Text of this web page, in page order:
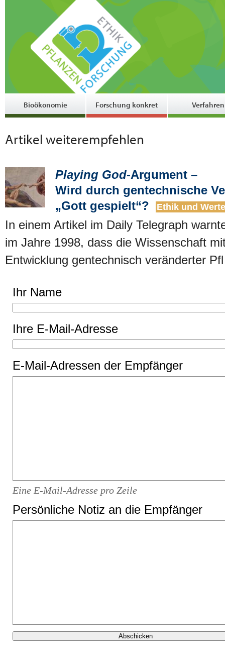
Bioökonomie Forschung konkret Verfahren
Artikel weiterempfehlen
Playing God-Argument –
Wird durch gentechnische
„Gott gespielt“?
Ethik und Werte
In einem Artikel im Daily Telegraph
im Jahre 1998, dass die Wissenschaft
Entwicklung gentechnisch veränderter
Ihr Name
Ihre E-Mail-Adresse
E-Mail-Adressen der Empfänger
Eine E-Mail-Adresse pro Zeile
Persönliche Notiz an die Empfänger